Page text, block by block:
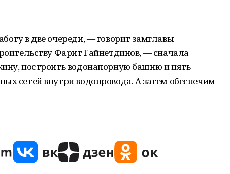
в две очереди, — говорит замглавы
Фарит Гайнетдинов, — сначала
построить водонапорную башню и пять
сетей внутри водопровода. А затем обеспечим